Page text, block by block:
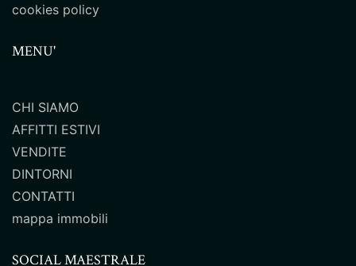
cookies policy
MENU'
CHI SIAMO
AFFITTI ESTIVI
VENDITE
DINTORNI
CONTATTI
mappa immobili
SOCIAL MAESTRALE